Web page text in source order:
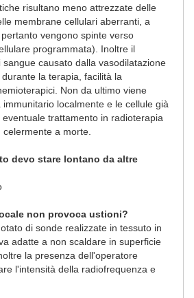
risultano meno attrezzate delle
membrane cellulari aberranti, a
vengono spinte verso
programmata). Inoltre il
sangue causato dalla vasodilatazione
la terapia, facilità la
Non da ultimo viene
localmente e le cellule già
trattamento in radioterapia
a morte.
devo stare lontano da altre
non provoca ustioni?
di sonde realizzate in tessuto in
adatte a non scaldare in superficie
la presenza dell'operatore
l'intensità della radiofrequenza e